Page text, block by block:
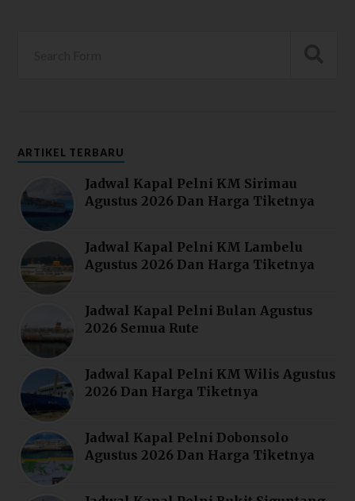
ARTIKEL TERBARU
Jadwal Kapal Pelni KM Sirimau
Agustus 2026 Dan Harga Tiketnya
Jadwal Kapal Pelni KM Lambelu
Agustus 2026 Dan Harga Tiketnya
Jadwal Kapal Pelni Bulan Agustus
2026 Semua Rute
Jadwal Kapal Pelni KM Wilis Agustus
2026 Dan Harga Tiketnya
Jadwal Kapal Pelni Dobonsolo
Agustus 2026 Dan Harga Tiketnya